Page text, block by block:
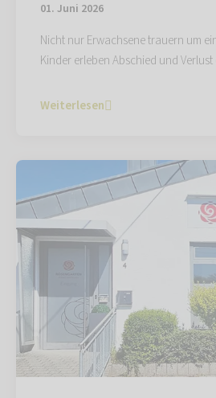
01. Juni 2026
Nicht nur Erwachsene trauern um
Kinder erleben Abschied und
Weiterlesen